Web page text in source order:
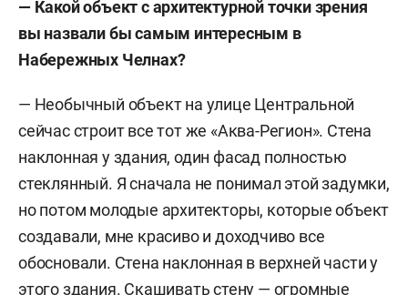
— Какой объект с архитектурной точки зрения
вы назвали бы самым интересным в
Набережных Челнах?
— Необычный объект на улице Центральной
сейчас строит все тот же «Аква-Регион». Стена
наклонная у здания, один фасад полностью
стеклянный. Я сначала не понимал этой задумки,
но потом молодые архитекторы, которые объект
создавали, мне красиво и доходчиво все
обосновали. Стена наклонная в верхней части у
этого здания. Скашивать стену — огромные